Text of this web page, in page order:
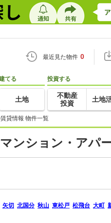
最近見た物件 0
てる
土地
投資する
不動産
投資
土地
貸情報 物件一覧
ンション・アパ
矢切 北国分 秋山 東松戸 松飛台 大町